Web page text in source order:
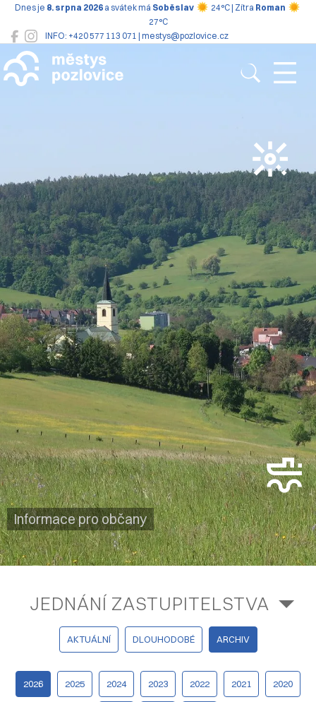
INFO: +420 577 113 071 | mestys@pozlovice.cz
Dnes je 8. srpna 2026 a svátek má Soběslav 24°C | Zítra Roman
27°C
Pozlovice
Informace pro občany
JEDNÁNÍ ZASTUPITELSTVA
AKTUÁLNÍ DLOUHODOBÉ ARCHIV
2026 2025 2024 2023 2022 2021 2020